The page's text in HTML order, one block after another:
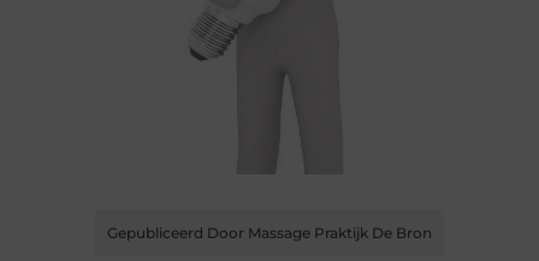
Gepubliceerd Door Massage Praktijk De Bron